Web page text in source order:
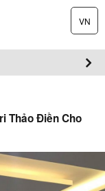
VN
Thảo Điền Cho